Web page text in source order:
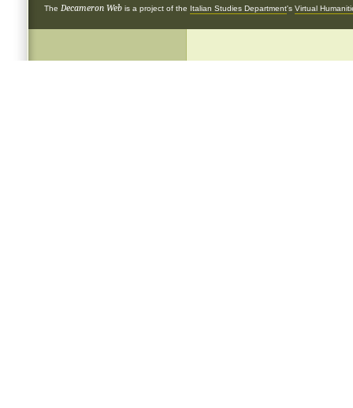
The Decameron Web is a project of the Italian Studies Department's Virtual